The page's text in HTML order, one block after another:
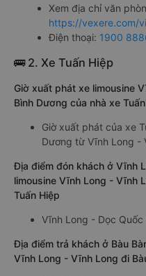
Xem địa chỉ văn
https://vexere.com/
Điện thoại: 1900
🚌 2. Xe Tuấn Hiệp
Giờ xuất phát xe limousine
Bình Dương của nhà xe
Giờ xuất phát của xe
Dương từ Vĩnh Long -
Địa điểm đón khách ở Vĩnh
limousine Vĩnh Long - Vĩnh
Tuấn Hiệp
Vĩnh Long - Dọc Quốc
Địa điểm trả khách ở Bàu
Vĩnh Long - Vĩnh Long đi